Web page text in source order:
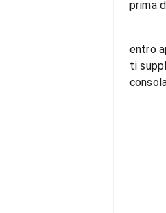
prima
entro
ti